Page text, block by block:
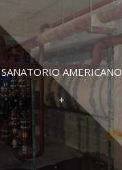
SANATORIO AMERICANO
+